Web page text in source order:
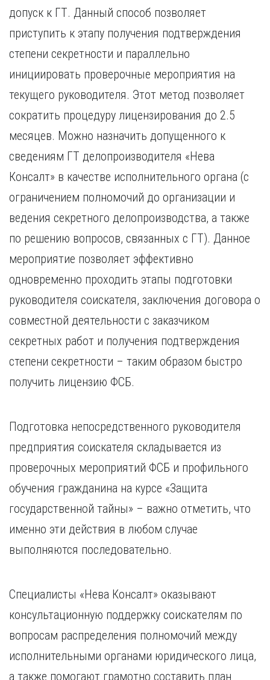
допуск к ГТ. Данный способ позволяет
приступить к этапу получения подтверждения
степени секретности и параллельно
инициировать проверочные мероприятия на
текущего руководителя. Этот метод позволяет
сократить процедуру лицензирования до 2.5
месяцев. Можно назначить допущенного к
сведениям ГТ делопроизводителя «Нева
Консалт» в качестве исполнительного органа (с
ограничением полномочий до организации и
ведения секретного делопроизводства, а также
по решению вопросов, связанных с ГТ). Данное
мероприятие позволяет эффективно
одновременно проходить этапы подготовки
руководителя соискателя, заключения договора о
совместной деятельности с заказчиком
секретных работ и получения подтверждения
степени секретности – таким образом быстро
получить лицензию ФСБ.
Подготовка непосредственного руководителя
предприятия соискателя складывается из
проверочных мероприятий ФСБ и профильного
обучения гражданина на курсе «Защита
государственной тайны» – важно отметить, что
именно эти действия в любом случае
выполняются последовательно.
Специалисты «Нева Консалт» оказывают
консультационную поддержку соискателям по
вопросам распределения полномочий между
исполнительными органами юридического лица,
а также помогают грамотно составить план